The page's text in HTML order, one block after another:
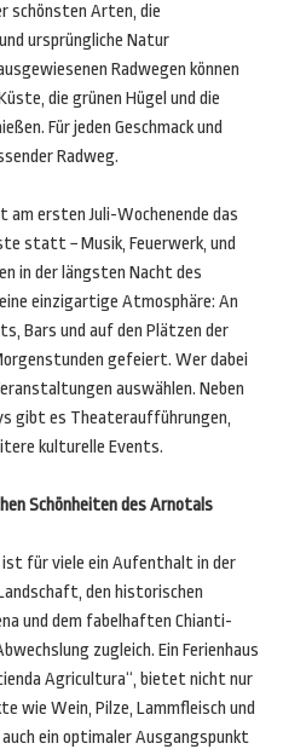
schönsten Arten, die
ursprüngliche Natur
Radwegen können
die grünen Hügel und die
Für jeden Geschmack und
Radweg.
am ersten Juli-Wochenende das
statt − Musik, Feuerwerk, und
in der längsten Nacht des
einzigartige Atmosphäre: An
Bars und auf den Plätzen der
gefeiert. Wer dabei
auswählen. Neben
gibt es Theateraufführungen,
kulturelle Events.
Schönheiten des Arnotals
für viele ein Aufenthalt in der
den historischen
und dem fabelhaften Chianti-
zugleich. Ein Ferienhaus
Agricultura“, bietet nicht nur
wie Wein, Pilze, Lammfleisch und
ein optimaler Ausgangspunkt